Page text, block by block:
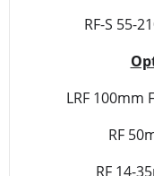
RF-S 55-
LRF 100mm
RF
RF 14-